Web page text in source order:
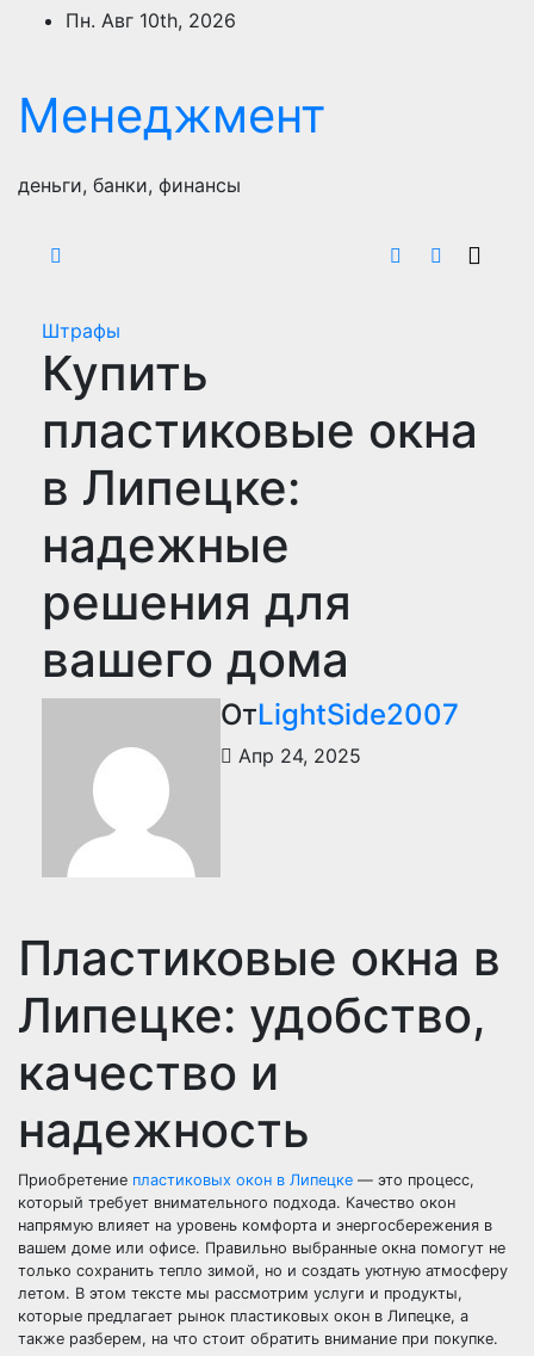
ПерейтиПн. Авг 10th, 2026
Менеджмент
деньги, банки, финансы
Штрафы
Купить
пластиковые окна
в Липецке:
надежные
решения для
вашего дома
ОтLightSide2007
Апр 24, 2025
Пластиковые окна в
Липецке: удобство,
качество и
надежность
Приобретение пластиковых окон в Липецке — это процесс,
который требует внимательного подхода. Качество окон
напрямую влияет на уровень комфорта и энергосбережения в
вашем доме или офисе. Правильно выбранные окна помогут не
только сохранить тепло зимой, но и создать уютную атмосферу
летом. В этом тексте мы рассмотрим услуги и продукты,
которые предлагает рынок пластиковых окон в Липецке, а
также разберем, на что стоит обратить внимание при покупке.